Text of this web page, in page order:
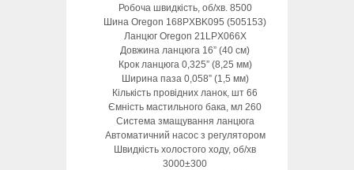
Робоча швидкість, об/хв. 8500
Шина Oregon 168PXBK095 (505153)
Ланцюг Oregon 21LPX066X
Довжина ланцюга 16” (40 см)
Крок ланцюга 0,325” (8,25 мм)
Ширина паза 0,058” (1,5 мм)
Кількість провідних ланок, шт 66
Ємність мастильного бака, мл 260
Система змащування ланцюга
Автоматичний насос з регулятором
Швидкість холостого ходу, об/хв
3000±300